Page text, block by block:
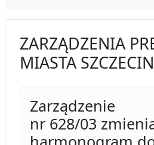
ZARZĄDZENIA
MIASTA
Zarządzenie
nr 628/03